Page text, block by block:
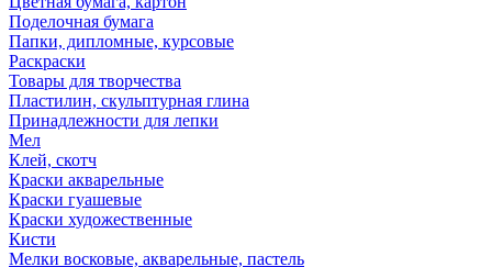
Поделочная бумага
Папки, дипломные, курсовые
Раскраски
Товары для творчества
Пластилин, скульптурная глина
Принадлежности для лепки
Мел
Клей, скотч
Краски акварельные
Краски гуашевые
Краски художественные
Кисти
Мелки восковые, акварельные, пастель